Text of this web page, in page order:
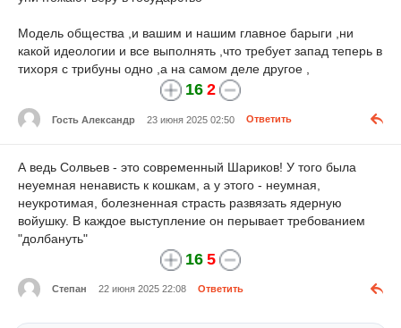
Модель общества ,и вашим и нашим главное барыги ,ни
какой идеологии и все выполнять ,что требует запад теперь в
тихоря с трибуны одно ,а на самом деле другое ,
16 2
Гость Александр 23 июня 2025 02:50 Ответить
А ведь Солвьев - это современный Шариков! У того была
неуемная ненависть к кошкам, а у этого - неумная,
неукротимая, болезненная страсть развязать ядерную
войушку. В каждое выступление он перывает требованием
"долбануть"
16 5
Степан 22 июня 2025 22:08 Ответить